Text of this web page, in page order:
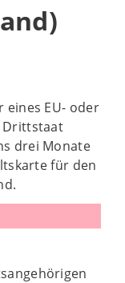
eines EU- oder
Drittstaat
drei Monate
für den